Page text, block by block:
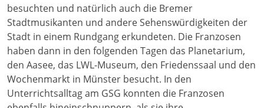
besuchten und natürlich auch die Bremer
Stadtmusikanten und andere Sehenswürdigkeiten der
Stadt in einem Rundgang erkundeten. Die Franzosen
haben dann in den folgenden Tagen das Planetarium,
den Aasee, das LWL-Museum, den Friedenssaal und den
Wochenmarkt in Münster besucht. In den
Unterrichtsalltag am GSG konnten die Franzosen